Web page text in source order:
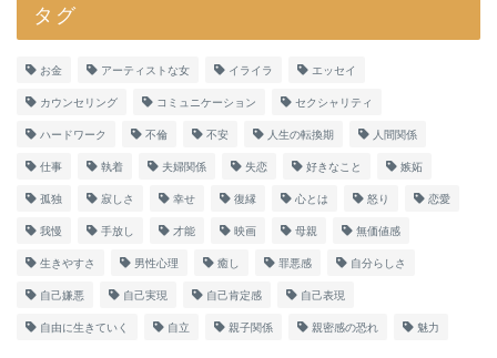
タグ
お金 アーティストな女 イライラ エッセイ
カウンセリング コミュニケーション セクシャリティ
ハードワーク 不倫 不安 人生の転換期 人間関係
仕事 執着 夫婦関係 失恋 好きなこと 嫉妬
孤独 寂しさ 幸せ 復縁 心とは 怒り 恋愛
我慢 手放し 才能 映画 母親 無価値感
生きやすさ 男性心理 癒し 罪悪感 自分らしさ
自己嫌悪 自己実現 自己肯定感 自己表現
自由に生きていく 自立 親子関係 親密感の恐れ 魅力